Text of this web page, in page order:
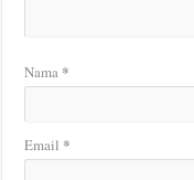
Nama *
Email *